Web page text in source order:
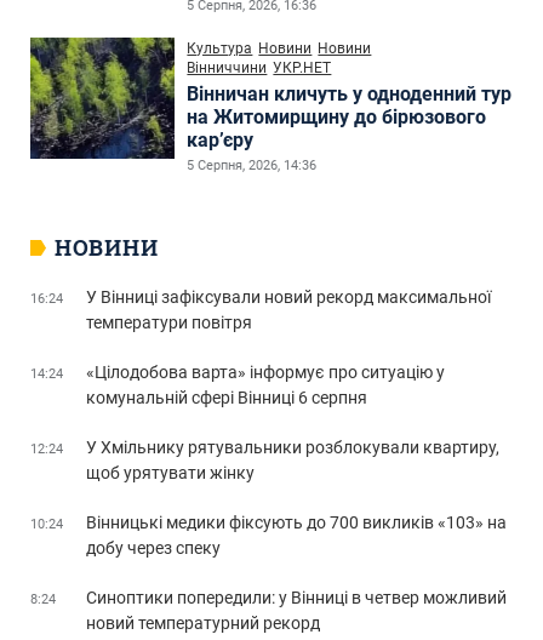
5 Серпня, 2026, 16:36
Культура Новини Новини
Вінниччини УКР.НЕТ
Вінничан кличуть у одноденний тур
на Житомирщину до бірюзового
кар’єру
5 Серпня, 2026, 14:36
НОВИНИ
16:24
У Вінниці зафіксували новий рекорд максимальної
температури повітря
14:24
«Цілодобова варта» інформує про ситуацію у
комунальній сфері Вінниці 6 серпня
12:24
У Хмільнику рятувальники розблокували квартиру,
щоб урятувати жінку
10:24
Вінницькі медики фіксують до 700 викликів «103» на
добу через спеку
8:24
Синоптики попередили: у Вінниці в четвер можливий
новий температурний рекорд